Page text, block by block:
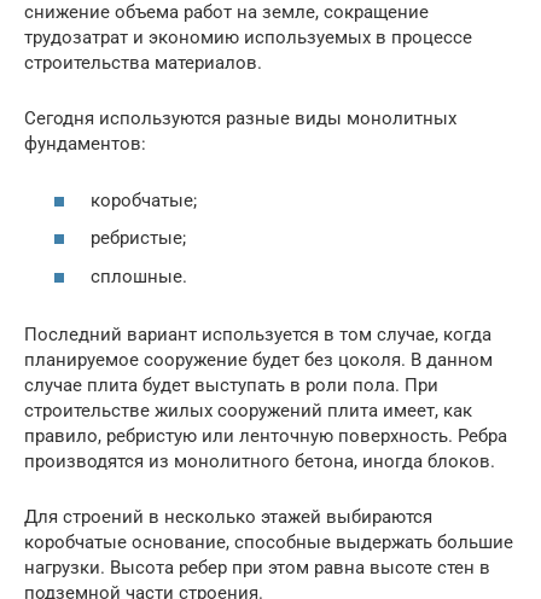
снижение объема работ на земле, сокращение
трудозатрат и экономию используемых в процессе
строительства материалов.
Сегодня используются разные виды монолитных
фундаментов:
коробчатые;
ребристые;
сплошные.
Последний вариант используется в том случае, когда
планируемое сооружение будет без цоколя. В данном
случае плита будет выступать в роли пола. При
строительстве жилых сооружений плита имеет, как
правило, ребристую или ленточную поверхность. Ребра
производятся из монолитного бетона, иногда блоков.
Для строений в несколько этажей выбираются
коробчатые основание, способные выдержать большие
нагрузки. Высота ребер при этом равна высоте стен в
подземной части строения.